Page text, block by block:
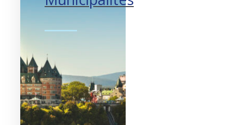
Pour des villes vivables.